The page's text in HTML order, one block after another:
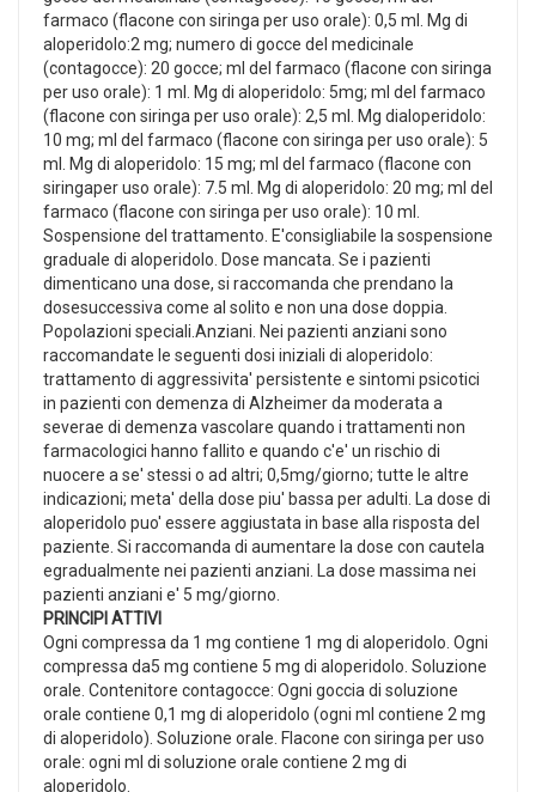
farmaco (flacone con siringa per uso orale): 0,5 ml. Mg di
aloperidolo:2 mg; numero di gocce del medicinale
(contagocce): 20 gocce; ml del farmaco (flacone con siringa
per uso orale): 1 ml. Mg di aloperidolo: 5mg; ml del farmaco
(flacone con siringa per uso orale): 2,5 ml. Mg dialoperidolo:
10 mg; ml del farmaco (flacone con siringa per uso orale): 5
ml. Mg di aloperidolo: 15 mg; ml del farmaco (flacone con
siringaper uso orale): 7.5 ml. Mg di aloperidolo: 20 mg; ml del
farmaco (flacone con siringa per uso orale): 10 ml.
Sospensione del trattamento. E'consigliabile la sospensione
graduale di aloperidolo. Dose mancata. Se i pazienti
dimenticano una dose, si raccomanda che prendano la
dosesuccessiva come al solito e non una dose doppia.
Popolazioni speciali.Anziani. Nei pazienti anziani sono
raccomandate le seguenti dosi iniziali di aloperidolo:
trattamento di aggressivita' persistente e sintomi psicotici
in pazienti con demenza di Alzheimer da moderata a
severae di demenza vascolare quando i trattamenti non
farmacologici hanno fallito e quando c'e' un rischio di
nuocere a se' stessi o ad altri; 0,5mg/giorno; tutte le altre
indicazioni; meta' della dose piu' bassa per adulti. La dose di
aloperidolo puo' essere aggiustata in base alla risposta del
paziente. Si raccomanda di aumentare la dose con cautela
egradualmente nei pazienti anziani. La dose massima nei
pazienti anziani e' 5 mg/giorno.
PRINCIPI ATTIVI
Ogni compressa da 1 mg contiene 1 mg di aloperidolo. Ogni
compressa da5 mg contiene 5 mg di aloperidolo. Soluzione
orale. Contenitore contagocce: Ogni goccia di soluzione
orale contiene 0,1 mg di aloperidolo (ogni ml contiene 2 mg
di aloperidolo). Soluzione orale. Flacone con siringa per uso
orale: ogni ml di soluzione orale contiene 2 mg di
aloperidolo.